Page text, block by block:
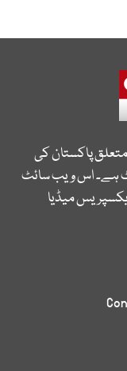
پاکستان کی
ہے۔ اس ویب سائٹ
میڈیا